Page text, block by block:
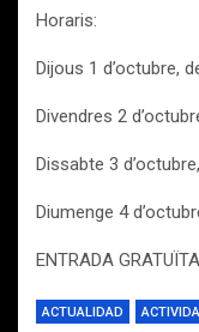
Horaris:
Dijous 1 d’octubre,
Divendres 2
Dissabte 3
Diumenge 4
ENTRADA
ACTUALIDAD